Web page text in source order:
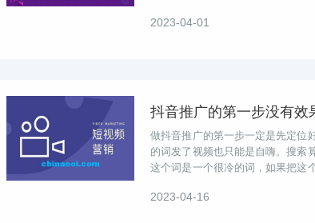
2023-04-01
做抖音推广的第一步一定是先定位
的词发了视频也只能是自嗨。搜索
这个词是一个很冷的词，如果把这
2023-04-16